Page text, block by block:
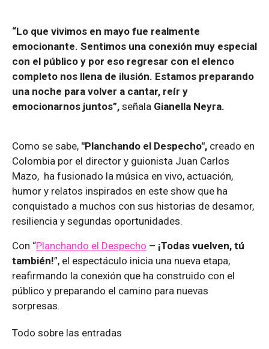
“Lo que vivimos en mayo fue realmente
emocionante. Sentimos una conexión muy especial
con el público y por eso regresar con el elenco
completo nos llena de ilusión. Estamos preparando
una noche para volver a cantar, reír y
emocionarnos juntos”, señala Gianella Neyra.
Como se sabe, "Planchando el Despecho", creado en
Colombia por el director y guionista Juan Carlos
Mazo, ha fusionado la música en vivo, actuación,
humor y relatos inspirados en este show que ha
conquistado a muchos con sus historias de desamor,
resiliencia y segundas oportunidades.
Con “Planchando el Despecho – ¡Todas vuelven, tú
también!”, el espectáculo inicia una nueva etapa,
reafirmando la conexión que ha construido con el
público y preparando el camino para nuevas
sorpresas.
Todo sobre las entradas